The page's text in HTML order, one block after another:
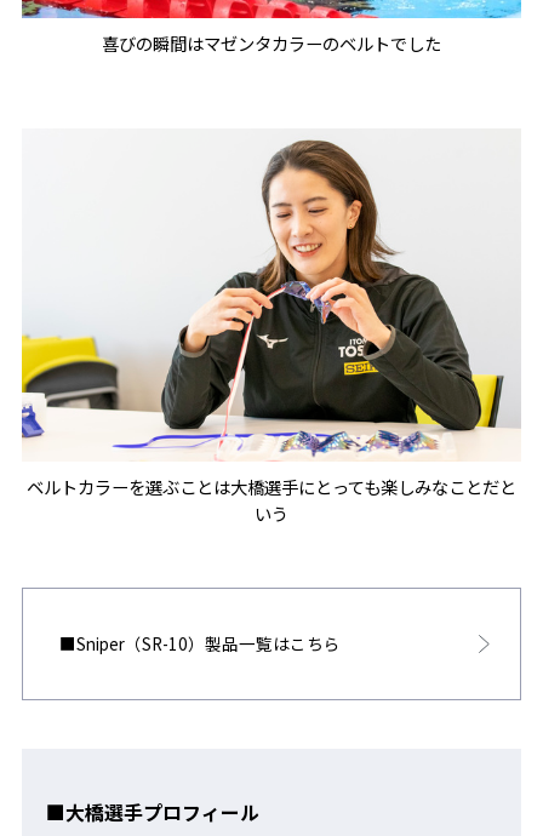
喜びの瞬間はマゼンタカラーのベルトでした
ベルトカラーを選ぶことは大橋選手にとっても楽しみなことだと
いう
■Sniper（SR-10）製品一覧はこちら
■大橋選手プロフィール